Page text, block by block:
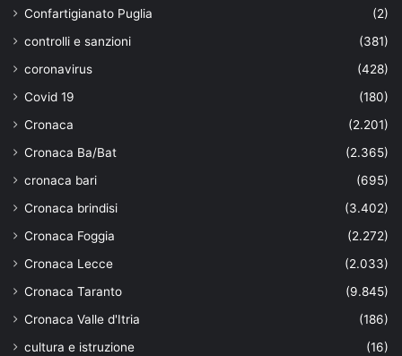
Confartigianato Puglia
(2)
controlli e sanzioni
(381)
coronavirus
(428)
Covid 19
(180)
Cronaca
(2.201)
Cronaca Ba/Bat
(2.365)
cronaca bari
(695)
Cronaca brindisi
(3.402)
Cronaca Foggia
(2.272)
Cronaca Lecce
(2.033)
Cronaca Taranto
(9.845)
Cronaca Valle d'Itria
(186)
cultura e istruzione
(16)